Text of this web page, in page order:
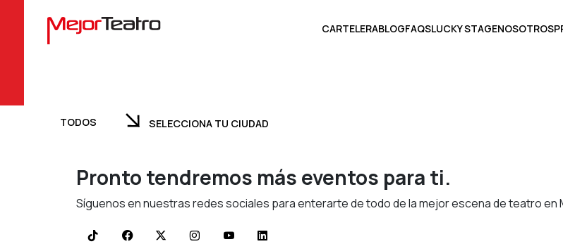
CARTELERABLOGFAQSLUCKY STAGENOSOTROS
BUSCA TUS BOLETOS
SELECCIONA UNA OBRA
SELECCIONA UNA FECHA
TODOS SELECCIONA TU CIUDAD
TU CIUDAD
Pronto tendremos más eventos para ti.
Síguenos en nuestras redes sociales para enterarte de todo de la mejor escena de teatro en